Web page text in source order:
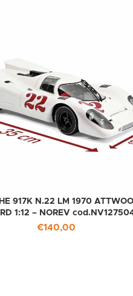
917K N.22 LM 1970
1:12 – NOREV
€140,00